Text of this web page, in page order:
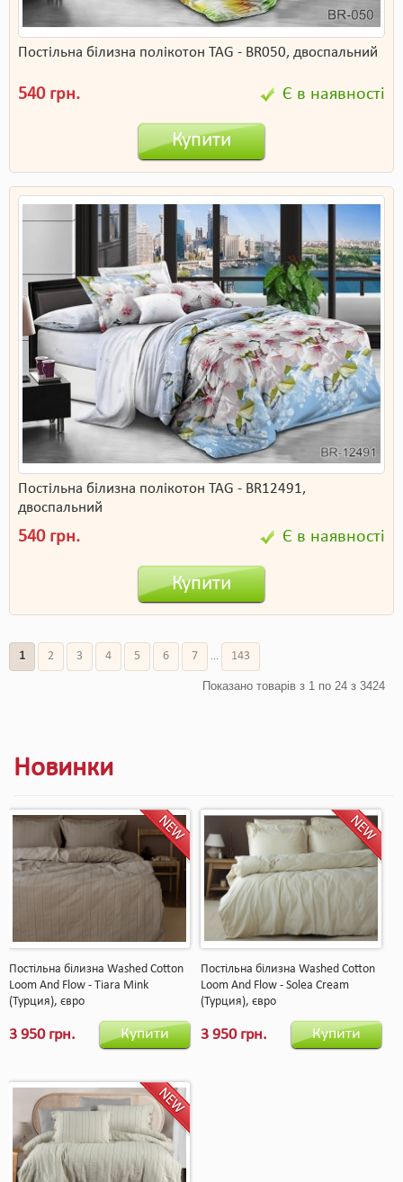
Постільна білизна полікотон TAG - BR050, двоспальний
540 грн. Є в наявності
Купити
Постільна білизна полікотон TAG - BR12491,
двоспальний
540 грн. Є в наявності
Купити
1 2 3 4 5 6 7 ... 143
Показано товарів з 1 по 24 з 3424
Новинки
Постільна білизна Washed Cotton
Loom And Flow - Tiara Mink
(Турция), євро
3 950 грн. Купити
Постільна білизна Washed Cotton
Loom And Flow - Solea Cream
(Турция), євро
3 950 грн. Купити